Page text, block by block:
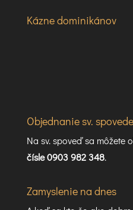
Kázne dominikánov
Objednanie sv. spovede
Na sv. spoveď sa môžete
čísle 0903 982 348.
Zamyslenie na dnes